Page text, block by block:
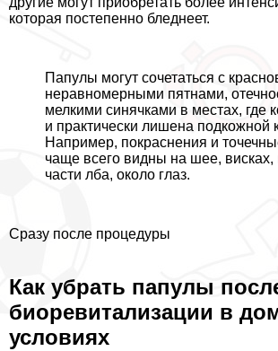
которая постепенно бледнеет.
Папулы могут сочетаться с
неравномерными пятнами,
мелкими синячками в местах, где
и пpaктически лишена подкожной
Например, покраснения и
чаще всего видны на шее, висках,
части лба, около глаз.
Сразу после процедуры
Как убрать папулы
биоревитализации в
условиях